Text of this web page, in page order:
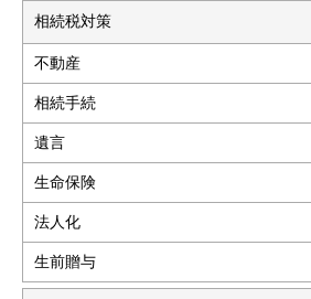
相続税対策
不動産
相続手続
遺言
生命保険
法人化
生前贈与